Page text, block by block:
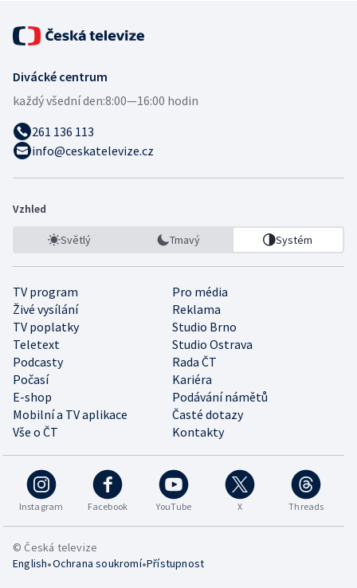
Divácké centrum
každý všední den:8:00—16:00 hodin
261 136 113
info@ceskatelevize.cz
Vzhled
Světlý Tmavý Systém
TV program
Pro média
Živé vysílání
Reklama
TV poplatky
Studio Brno
Teletext
Studio Ostrava
Podcasty
Rada ČT
Počasí
Kariéra
E-shop
Podávání námětů
Mobilní a TV aplikace
Časté dotazy
Vše o ČT
Kontakty
Instagram Facebook YouTube X Threads
© Česká televize
English•Ochrana soukromí•Přístupnost